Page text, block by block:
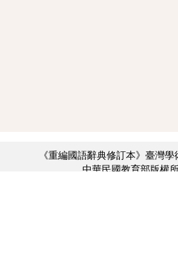
《重編國語辭典修訂本》臺灣學
中華民國教育部版權